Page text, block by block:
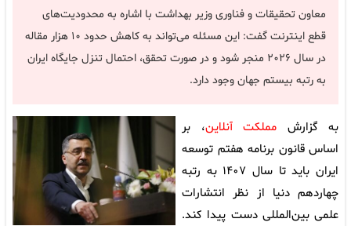
معاون تحقیقات و فناوری وزیر بهداشت با اشاره به محدودیت‌های
قطع اینترنت گفت: این مسئله می‌تواند به کاهش حدود ۱۰ هزار مقاله
در سال ۲۰۲۶ منجر شود و در صورت تحقق، احتمال تنزل جایگاه ایران
به رتبه بیستم جهان وجود دارد.
به گزارش مملکت آنلاین، بر
اساس قانون برنامه هفتم توسعه
ایران باید تا سال ۱۴۰۷ به رتبه
چهاردهم دنیا از نظر انتشارات
علمی بین‌المللی دست پیدا کند.